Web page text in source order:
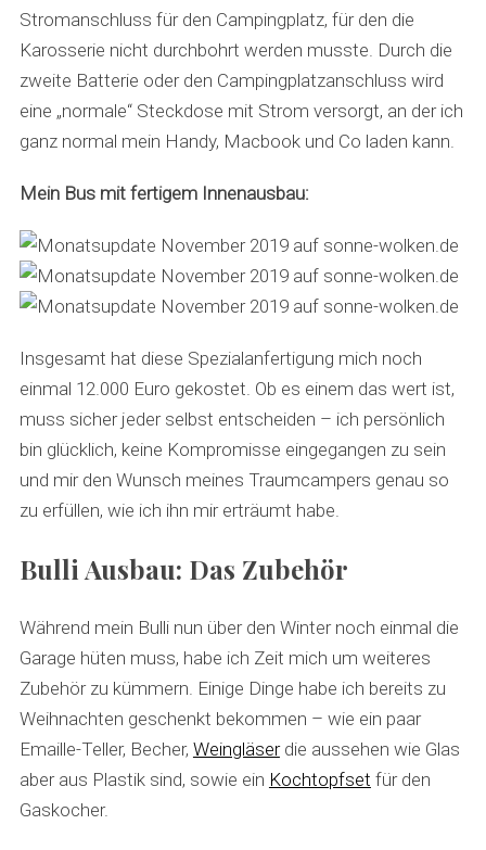
Stromanschluss für den Campingplatz, für den die
Karosserie nicht durchbohrt werden musste. Durch die
zweite Batterie oder den Campingplatzanschluss wird
eine „normale“ Steckdose mit Strom versorgt, an der ich
ganz normal mein Handy, Macbook und Co laden kann.
Mein Bus mit fertigem Innenausbau:
Insgesamt hat diese Spezialanfertigung mich noch
einmal 12.000 Euro gekostet. Ob es einem das wert ist,
muss sicher jeder selbst entscheiden – ich persönlich
bin glücklich, keine Kompromisse eingegangen zu sein
und mir den Wunsch meines Traumcampers genau so
zu erfüllen, wie ich ihn mir erträumt habe.
Bulli Ausbau: Das Zubehör
Während mein Bulli nun über den Winter noch einmal die
Garage hüten muss, habe ich Zeit mich um weiteres
Zubehör zu kümmern. Einige Dinge habe ich bereits zu
Weihnachten geschenkt bekommen – wie ein paar
Emaille-Teller, Becher, Weingläserdie aussehen wie Glas
aber aus Plastik sind, sowie ein Kochtopfset für den
Gaskocher.